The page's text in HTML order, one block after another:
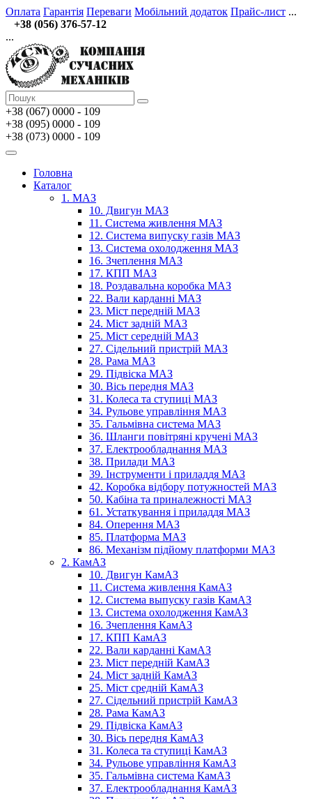
Оплата Гарантія Переваги Мобільний додаток Прайс-лист ...
+38 (056) 376-57-12
...
+38 (067) 0000 - 109
+38 (095) 0000 - 109
+38 (073) 0000 - 109
Головна
Каталог
1. МАЗ
10. Двигун МАЗ
11. Система живлення МАЗ
12. Система випуску газів МАЗ
13. Система охолодження МАЗ
16. Зчеплення МАЗ
17. КПП МАЗ
18. Роздавальна коробка МАЗ
22. Вали карданні МАЗ
23. Міст передній МАЗ
24. Міст задній МАЗ
25. Міст середній МАЗ
27. Сідельний пристрій МАЗ
28. Рама МАЗ
29. Підвіска МАЗ
30. Вісь передня МАЗ
31. Колеса та ступиці МАЗ
34. Рульове управління МАЗ
35. Гальмівна система МАЗ
36. Шланги повітряні кручені МАЗ
37. Електрообладнання МАЗ
38. Прилади МАЗ
39. Інструменти і приладдя МАЗ
42. Коробка відбору потужностей МАЗ
50. Кабіна та приналежності МАЗ
61. Устаткування і приладдя МАЗ
84. Оперення МАЗ
85. Платформа МАЗ
86. Механізм підйому платформи МАЗ
2. КамАЗ
10. Двигун КамАЗ
11. Система живлення КамАЗ
12. Система выпуску газів КамАЗ
13. Система охолодження КамАЗ
16. Зчеплення КамАЗ
17. КПП КамАЗ
22. Вали карданні КамАЗ
23. Міст передній КамАЗ
24. Міст задній КамАЗ
25. Міст средній КамАЗ
27. Сідельний пристрій КамАЗ
28. Рама КамАЗ
29. Підвіска КамАЗ
30. Вісь передня КамАЗ
31. Колеса та ступиці КамАЗ
34. Рульове управління КамАЗ
35. Гальмівна система КамАЗ
37. Електрообладнання КамАЗ